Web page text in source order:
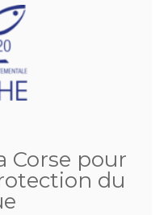
Corse pour
du